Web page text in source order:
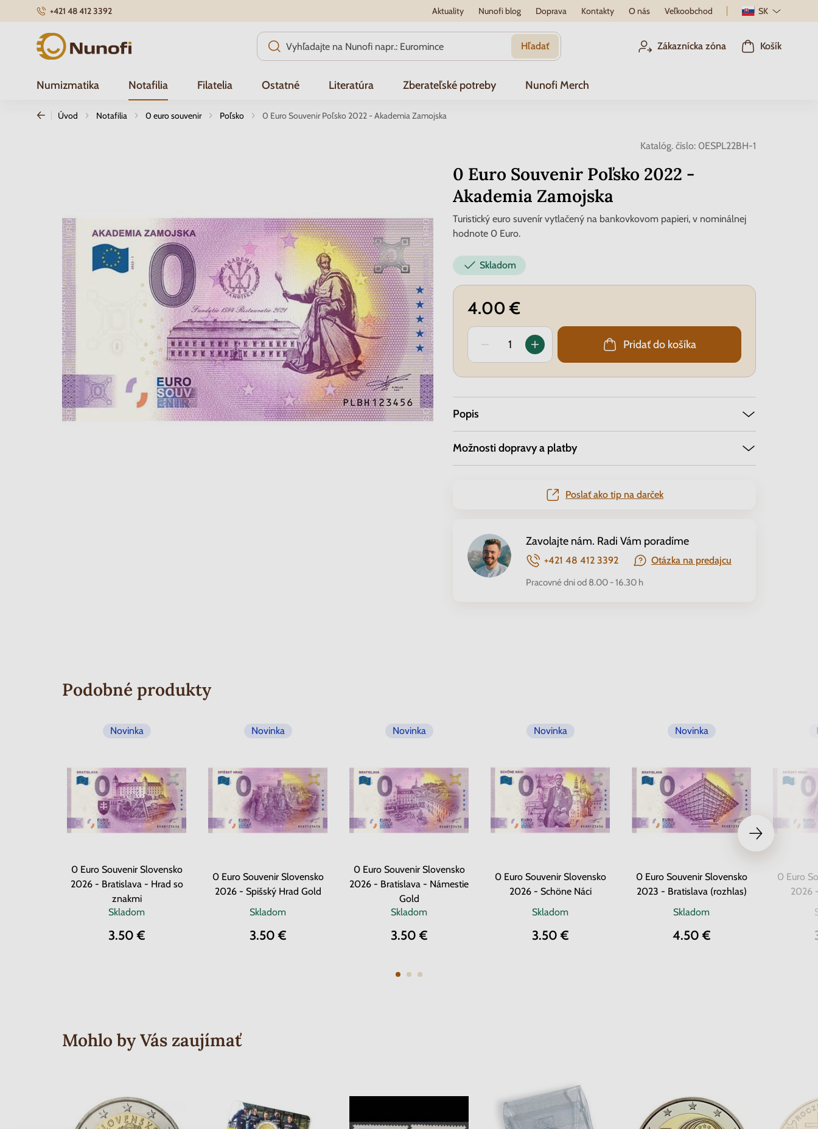
+421 48 412 3392 Aktuality Nunofi blog Doprava Kontakty O nás Veľkoobchod SK
Nunofi.sk Hľadať Zákaznícka zóna Košík
Numizmatika Notafilia Filatelia Ostatné Literatúra Zberateľské potreby Nunofi Merch
Úvod Notafilia 0 euro souvenir Poľsko 0 Euro Souvenir Poľsko 2022 - Akademia Zamojska
Katalóg. číslo: 0ESPL22BH-1
0 Euro Souvenir Poľsko 2022 -
Akademia Zamojska
Turistický euro suvenír vytlačený na bankovkovom papieri, v nominálnej
hodnote 0 Euro.
Skladom
4.00 €
Pridať do košíka
Popis
Možnosti dopravy a platby
Poslať ako tip na darček
Zavolajte nám. Radi Vám poradíme
+421 48 412 3392 Otázka na predajcu
Pracovné dni od 8.00 - 16.30 h
Podobné produkty
Novinka
0 Euro Souvenir Slovensko
2026 - Bratislava - Hrad so
znakmi
Skladom
3.50 €
Novinka
0 Euro Souvenir Slovensko
2026 - Spišský Hrad Gold
Skladom
3.50 €
Novinka
0 Euro Souvenir Slovensko
2026 - Bratislava - Námestie
Gold
Skladom
3.50 €
Novinka
0 Euro Souvenir Slovensko
2026 - Schöne Náci
Skladom
3.50 €
Novinka
0 Euro Souvenir Slovensko
2023 - Bratislava (rozhlas)
Skladom
4.50 €
0 Euro
2026
Mohlo by Vás zaujímať